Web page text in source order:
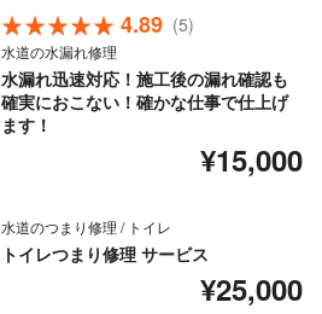
4.89 (5)
水道の水漏れ修理
水漏れ迅速対応！施工後の漏れ確認も
確実におこない！確かな仕事で仕上げ
ます！
¥15,000
水道のつまり修理 / トイレ
トイレつまり修理 サービス
¥25,000